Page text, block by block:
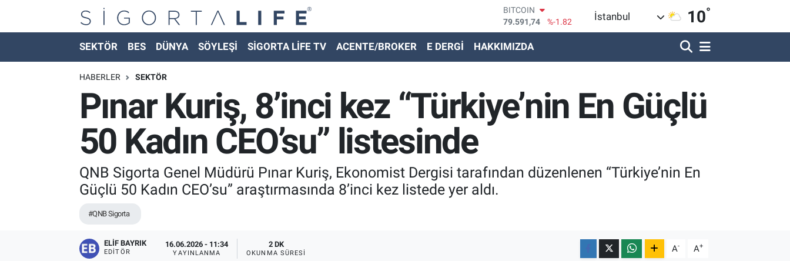
DOLAR
45,43620
%0.02
EURO
53,38690
6862,09000
BİST100
14.598,00
%0
İstanbul 10°
SEKTÖR BES DÜNYA SÖYLEŞİ SİGORTA LİFE TV ACENTE/BROKER E DERGİ HAKKIMIZDA
HABERLER SEKTÖR
Pınar Kuriş, 8’inci kez “Türkiye’nin En Güçlü
50 Kadın CEO’su” listesinde
QNB Sigorta Genel Müdürü Pınar Kuriş, Ekonomist Dergisi tarafından düzenlenen “Türkiye’nin En
Güçlü 50 Kadın CEO’su” araştırmasında 8’inci kez listede yer aldı.
#QNB Sigorta
ELIF BAYRIK
EDITÖR
16.06.2026 - 11:34
YAYINLANMA
2 DK
OKUNMA SÜRESI A- A+
Nöbetçi Eczaneler
Hava Durumu
Namaz Vakitleri
Trafik Durumu
Süper Lig Puan Durumu ve Fikstür
Tüm Manşetler
Haber Arşivi